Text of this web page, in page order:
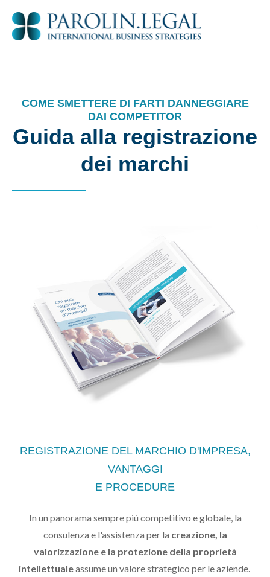
COME SMETTERE DI FARTI DANNEGGIARE
DAI COMPETITOR
Guida alla registrazione
dei marchi
REGISTRAZIONE DEL MARCHIO D'IMPRESA,
VANTAGGI
E PROCEDURE
In un panorama sempre più competitivo e globale, la
consulenza e l'assistenza per la creazione, la
valorizzazione e la protezione della proprietà
intellettualeassume un valore strategico per le aziende.